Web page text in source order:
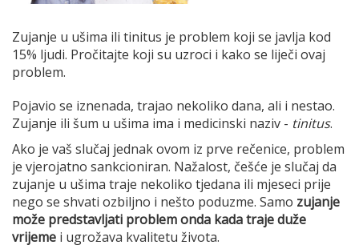
Zujanje u ušima ili tinitus je problem koji se javlja kod
15% ljudi. Pročitajte koji su uzroci i kako se liječi ovaj
problem.
Pojavio se iznenada, trajao nekoliko dana, ali i nestao.
Zujanje ili šum u ušima ima i medicinski naziv - tinitus.
Ako je vaš slučaj jednak ovom iz prve rečenice, problem
je vjerojatno sankcioniran. Nažalost, češće je slučaj da
zujanje u ušima traje nekoliko tjedana ili mjeseci prije
nego se shvati ozbiljno i nešto poduzme. Samo zujanje
može predstavljati problem onda kada traje duže
vrijeme i ugrožava kvalitetu života.